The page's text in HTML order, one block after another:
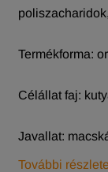
Termékforma:
Célállat faj:
Javallat:
További